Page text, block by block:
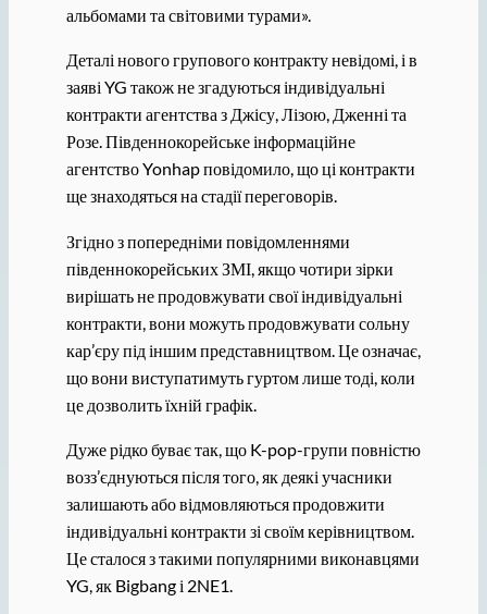
альбомами та світовими турами».
Деталі нового групового контракту невідомі, і в
заяві YG також не згадуються індивідуальні
контракти агентства з Джісу, Лізою, Дженні та
Розе. Південнокорейське інформаційне
агентство Yonhap повідомило, що ці контракти
ще знаходяться на стадії переговорів.
Згідно з попередніми повідомленнями
південнокорейських ЗМІ, якщо чотири зірки
вирішать не продовжувати свої індивідуальні
контракти, вони можуть продовжувати сольну
кар’єру під іншим представництвом. Це означає,
що вони виступатимуть гуртом лише тоді, коли
це дозволить їхній графік.
Дуже рідко буває так, що K-pop-групи повністю
возз’єднуються після того, як деякі учасники
залишають або відмовляються продовжити
індивідуальні контракти зі своїм керівництвом.
Це сталося з такими популярними виконавцями
YG, як Bigbang і 2NE1.